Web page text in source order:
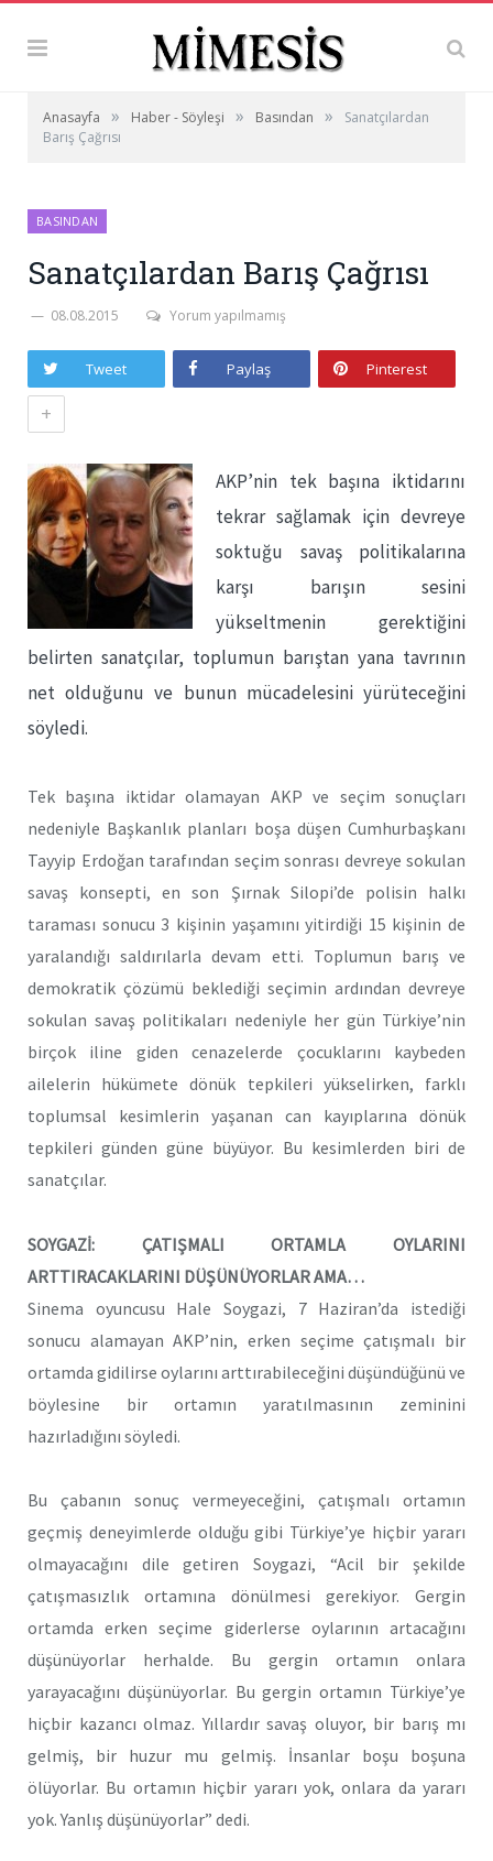
Anasayfa » Haber - Söyleşi » Basından »
Sanatçılardan
Barış Çağrısı
BASINDAN
Sanatçılardan Barış Çağrısı
08.08.2015 Yorum yapılmamış
Tweet Paylaş Pinterest
+
AKP’nin tek başına iktidarını
tekrar sağlamak için devreye
soktuğu savaş politikalarına
karşı barışın sesini
yükseltmenin gerektiğini
belirten sanatçılar, toplumun barıştan yana tavrının
net olduğunu ve bunun mücadelesini yürüteceğini
söyledi.
Tek başına iktidar olamayan AKP ve seçim sonuçları
nedeniyle Başkanlık planları boşa düşen Cumhurbaşkanı
Tayyip Erdoğan tarafından seçim sonrası devreye sokulan
savaş konsepti, en son Şırnak Silopi’de polisin halkı
taraması sonucu 3 kişinin yaşamını yitirdiği 15 kişinin de
yaralandığı saldırılarla devam etti. Toplumun barış ve
demokratik çözümü beklediği seçimin ardından devreye
sokulan savaş politikaları nedeniyle her gün Türkiye’nin
birçok iline giden cenazelerde çocuklarını kaybeden
ailelerin hükümete dönük tepkileri yükselirken, farklı
toplumsal kesimlerin yaşanan can kayıplarına dönük
tepkileri günden güne büyüyor. Bu kesimlerden biri de
sanatçılar.
SOYGAZİ: ÇATIŞMALI ORTAMLA OYLARINI
ARTTIRACAKLARINI DÜŞÜNÜYORLAR AMA…
Sinema oyuncusu Hale Soygazi, 7 Haziran’da istediği
sonucu alamayan AKP’nin, erken seçime çatışmalı bir
ortamda gidilirse oylarını arttırabileceğini düşündüğünü ve
böylesine bir ortamın yaratılmasının zeminini
hazırladığını söyledi.
Bu çabanın sonuç vermeyeceğini, çatışmalı ortamın
geçmiş deneyimlerde olduğu gibi Türkiye’ye hiçbir yararı
olmayacağını dile getiren Soygazi, “Acil bir şekilde
çatışmasızlık ortamına dönülmesi gerekiyor. Gergin
ortamda erken seçime giderlerse oylarının artacağını
düşünüyorlar herhalde. Bu gergin ortamın onlara
yarayacağını düşünüyorlar. Bu gergin ortamın Türkiye’ye
hiçbir kazancı olmaz. Yıllardır savaş oluyor, bir barış mı
gelmiş, bir huzur mu gelmiş. İnsanlar boşu boşuna
ölüyorlar. Bu ortamın hiçbir yararı yok, onlara da yararı
yok. Yanlış düşünüyorlar” dedi.